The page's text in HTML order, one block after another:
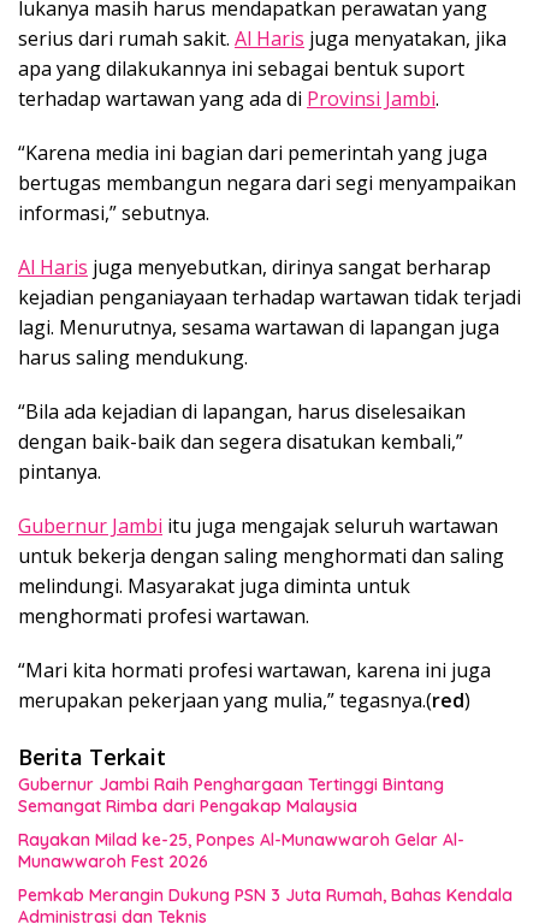
lukanya masih harus mendapatkan perawatan yang
serius dari rumah sakit. Al Haris juga menyatakan, jika
apa yang dilakukannya ini sebagai bentuk suport
terhadap wartawan yang ada di Provinsi Jambi.
“Karena media ini bagian dari pemerintah yang juga
bertugas membangun negara dari segi menyampaikan
informasi,” sebutnya.
Al Haris juga menyebutkan, dirinya sangat berharap
kejadian penganiayaan terhadap wartawan tidak terjadi
lagi. Menurutnya, sesama wartawan di lapangan juga
harus saling mendukung.
“Bila ada kejadian di lapangan, harus diselesaikan
dengan baik-baik dan segera disatukan kembali,”
pintanya.
Gubernur Jambi itu juga mengajak seluruh wartawan
untuk bekerja dengan saling menghormati dan saling
melindungi. Masyarakat juga diminta untuk
menghormati profesi wartawan.
“Mari kita hormati profesi wartawan, karena ini juga
merupakan pekerjaan yang mulia,” tegasnya.(red)
Berita Terkait
Gubernur Jambi Raih Penghargaan Tertinggi Bintang
Semangat Rimba dari Pengakap Malaysia
Rayakan Milad ke-25, Ponpes Al-Munawwaroh Gelar Al-
Munawwaroh Fest 2026
Pemkab Merangin Dukung PSN 3 Juta Rumah, Bahas Kendala
Administrasi dan Teknis